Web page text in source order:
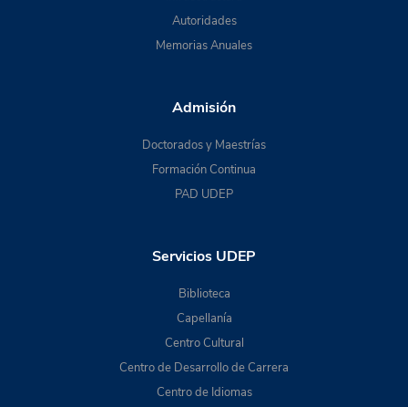
Autoridades
Memorias Anuales
Admisión
Doctorados y Maestrías
Formación Continua
PAD UDEP
Servicios UDEP
Biblioteca
Capellanía
Centro Cultural
Centro de Desarrollo de Carrera
Centro de Idiomas